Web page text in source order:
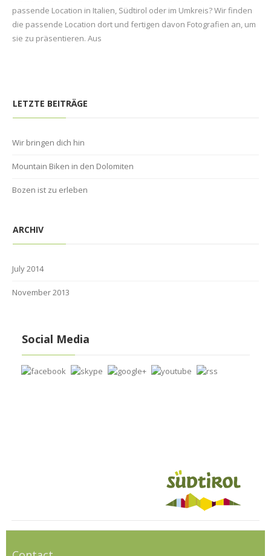
passende Location in Italien, Südtirol oder im Umkreis? Wir finden
die passende Location dort und fertigen davon Fotografien an, um
sie zu präsentieren. Aus
LETZTE BEITRÄGE
Wir bringen dich hin
Mountain Biken in den Dolomiten
Bozen ist zu erleben
ARCHIV
July 2014
November 2013
Social Media